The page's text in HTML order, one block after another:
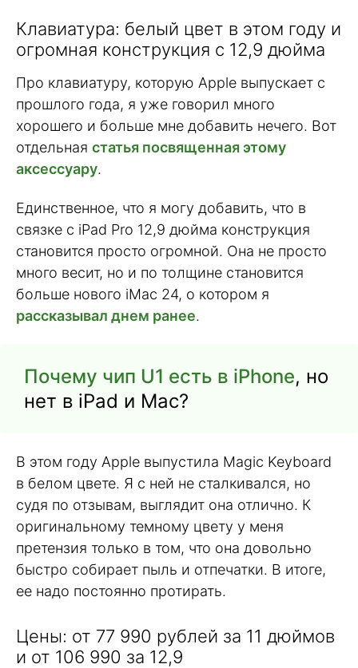
Клавиатура: белый цвет в этом году и
огромная конструкция с 12,9 дюйма
Про клавиатуру, которую Apple выпускает с
прошлого года, я уже говорил много
хорошего и больше мне добавить нечего. Вот
отдельная статья посвященная этому
аксессуару.
Единственное, что я могу добавить, что в
связке с iPad Pro 12,9 дюйма конструкция
становится просто огромной. Она не просто
много весит, но и по толщине становится
больше нового iMac 24, о котором я
рассказывал днем ранее.
Почему чип U1 есть в iPhone, но
нет в iPad и Mac?
В этом году Apple выпустила Magic Keyboard
в белом цвете. Я с ней не сталкивался, но
судя по отзывам, выглядит она отлично. К
оригинальному темному цвету у меня
претензия только в том, что она довольно
быстро собирает пыль и отпечатки. В итоге,
ее надо постоянно протирать.
Цены: от 77 990 рублей за 11 дюймов
и от 106 990 за 12,9